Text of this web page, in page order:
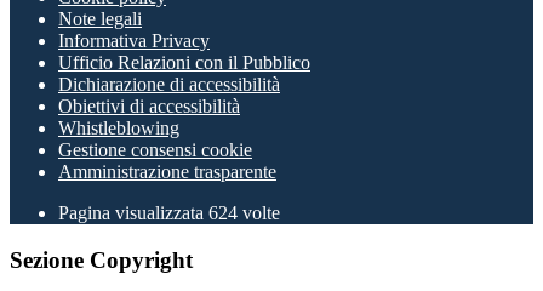
Note legali
Informativa Privacy
Ufficio Relazioni con il Pubblico
Dichiarazione di accessibilità
Obiettivi di accessibilità
Whistleblowing
Gestione consensi cookie
Amministrazione trasparente
Pagina visualizzata 624 volte
Sezione Copyright